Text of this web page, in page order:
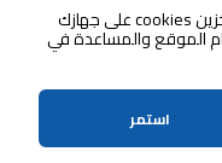
بالنقر فوق «متابعة»، فإنك توافق على تخزين cookies على جهازك
الموقع والمساعدة في
استمر
الملف الشخصي سلة التسوق